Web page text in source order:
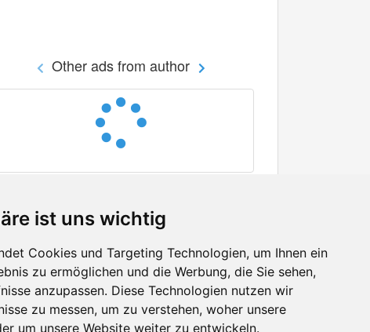
ist uns wichtig
Cookies und Targeting Technologien, um Ihnen ein
zu ermöglichen und die Werbung, die Sie sehen,
anzupassen. Diese Technologien nutzen wir
zu messen, um zu verstehen, woher unsere
um unsere Website weiter zu entwickeln.
Other ads from author
Facebook
Twitter
YouTube